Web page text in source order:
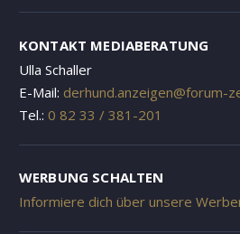
KONTAKT MEDIABERATUNG
Ulla Schaller
E-Mail: derhund.anzeigen@forum-
Tel.: 0 82 33 / 381-201
WERBUNG SCHALTEN
Informiere dich über unsere